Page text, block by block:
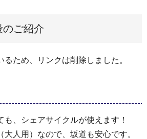
ご紹介
ため、リンクは削除しました。
も、シェアサイクルが使えます！
大人用）なので、坂道も安心です。